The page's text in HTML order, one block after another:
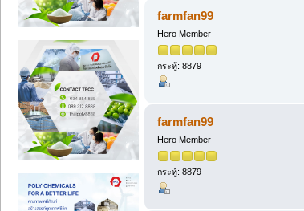
farmfan99
Hero Member
กระทู้: 8879
farmfan99
Hero Member
กระทู้: 8879